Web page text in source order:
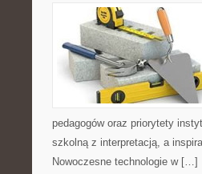
pedagogów oraz priorytety
szkolną z interpretacją, a
Nowoczesne technologie w […]